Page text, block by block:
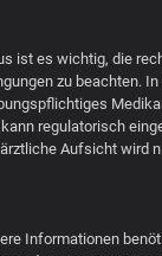
ist es wichtig, die
zu beachten.
regulatorisch
Aufsicht wird
Informationen